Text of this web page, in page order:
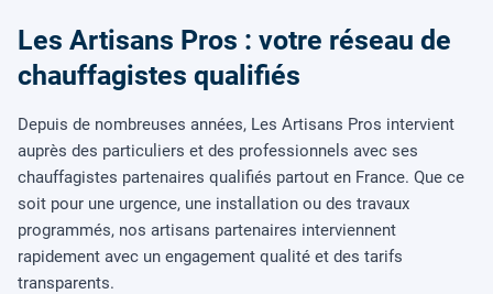
Les Artisans Pros : votre réseau de
chauffagistes qualifiés
Depuis de nombreuses années, Les Artisans Pros intervient
auprès des particuliers et des professionnels avec ses
chauffagistes partenaires qualifiés partout en France. Que ce
soit pour une urgence, une installation ou des travaux
programmés, nos artisans partenaires interviennent
rapidement avec un engagement qualité et des tarifs
transparents.